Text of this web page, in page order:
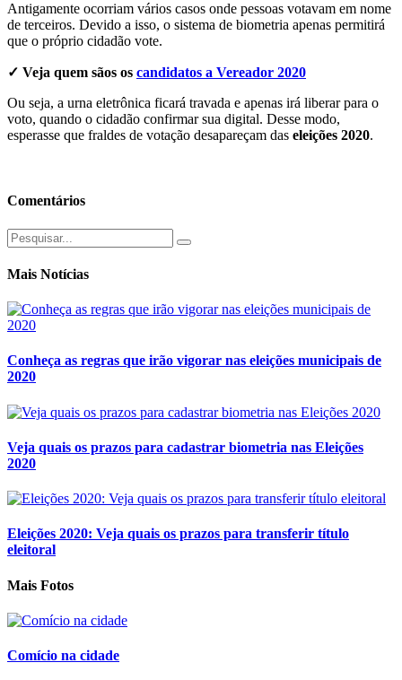
Antigamente ocorriam vários casos onde pessoas votavam em nome
de terceiros. Devido a isso, o sistema de biometria apenas permitirá
que o próprio cidadão vote.
✓ Veja quem sãos os candidatos a Vereador 2020
Ou seja, a urna eletrônica ficará travada e apenas irá liberar para o
voto, quando o cidadão confirmar sua digital. Desse modo,
esperasse que fraldes de votação desapareçam das eleições 2020.
Comentários
Mais Notícias
Conheça as regras que irão vigorar nas eleições municipais de
2020
Veja quais os prazos para cadastrar biometria nas Eleições
2020
Eleições 2020: Veja quais os prazos para transferir título
eleitoral
Mais Fotos
Comício na cidade